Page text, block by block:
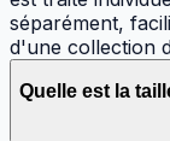
séparément,
d'une collection
Quelle est la